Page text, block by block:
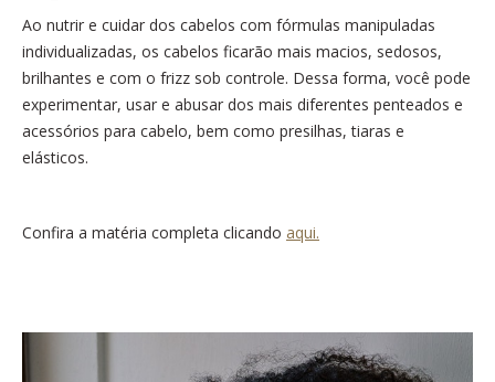
Ao nutrir e cuidar dos cabelos com fórmulas manipuladas
individualizadas, os cabelos ficarão mais macios, sedosos,
brilhantes e com o frizz sob controle. Dessa forma, você pode
experimentar, usar e abusar dos mais diferentes penteados e
acessórios para cabelo, bem como presilhas, tiaras e
elásticos.
Confira a matéria completa clicando aqui.